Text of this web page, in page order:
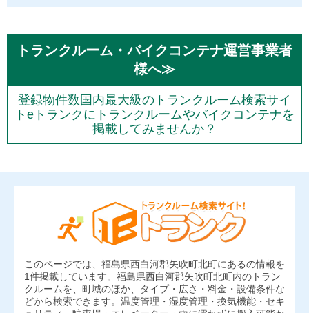
トランクルーム・バイクコンテナ運営事業者
様へ≫
登録物件数国内最大級のトランクルーム検索サイ
トeトランクにトランクルームやバイクコンテナを
掲載してみませんか？
このページでは、福島県西白河郡矢吹町北町にあるの情報を
1件掲載しています。福島県西白河郡矢吹町北町内のトラン
クルームを、町域のほか、タイプ・広さ・料金・設備条件な
どから検索できます。温度管理・湿度管理・換気機能・セキ